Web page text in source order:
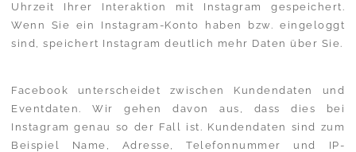
Uhrzeit Ihrer Interaktion mit Instagram gespeichert.
Wenn Sie ein Instagram-Konto haben bzw. eingeloggt
sind, speichert Instagram deutlich mehr Daten über Sie.
Facebook unterscheidet zwischen Kundendaten und
Eventdaten. Wir gehen davon aus, dass dies bei
Instagram genau so der Fall ist. Kundendaten sind zum
Beispiel Name, Adresse, Telefonnummer und IP-